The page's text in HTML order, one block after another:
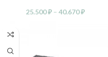
25.500₽ – 40.670₽